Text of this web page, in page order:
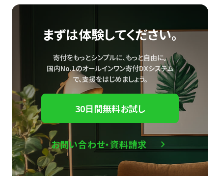
まずは体験してください。
寄付をもっとシンプルに、もっと自由に。
国内No.1のオールインワン寄付DXシステム
で、支援をはじめましょう。
30日間無料お試し
お問い合わせ・資料請求